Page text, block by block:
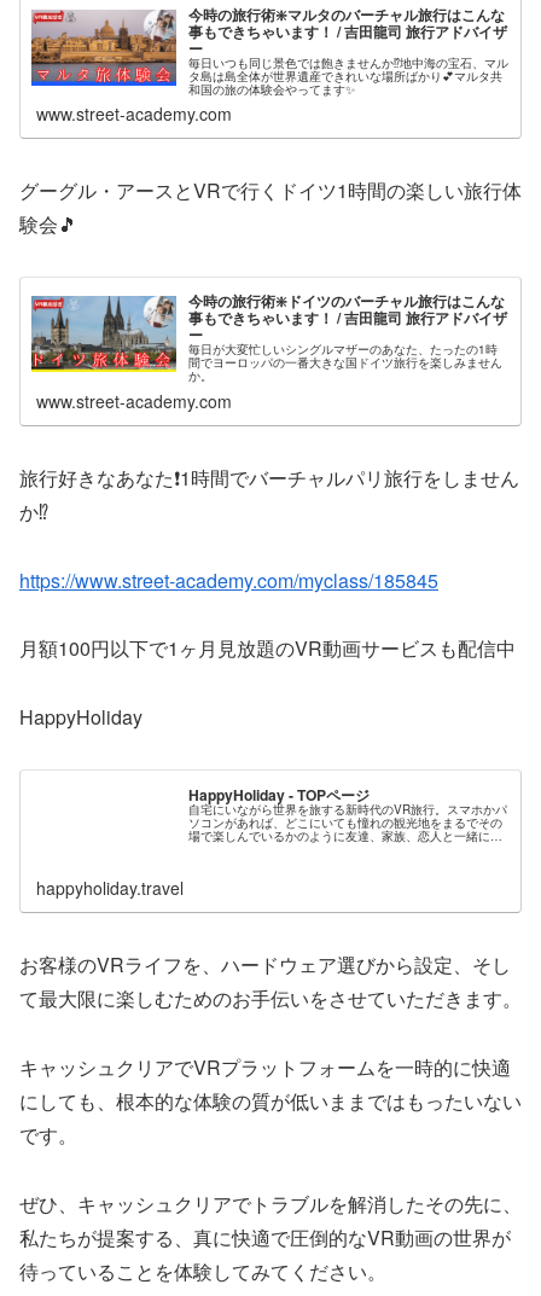
今時の旅行術❇️マルタのバーチャル旅行はこんな
事もできちゃいます！ / 吉田龍司 旅行アドバイザ
ー
毎日いつも同じ景色では飽きませんか⁉️地中海の宝石、マル
タ島は島全体が世界遺産できれいな場所ばかり💕マルタ共
和国の旅の体験会やってます✨
www.street-academy.com
グーグル・アースとVRで行くドイツ1時間の楽しい旅行体
験会🎵
今時の旅行術❇️ドイツのバーチャル旅行はこんな
事もできちゃいます！ / 吉田龍司 旅行アドバイザ
ー
毎日が大変忙しいシングルマザーのあなた、たったの1時
間でヨーロッパの一番大きな国ドイツ旅行を楽しみません
か。
www.street-academy.com
旅行好きなあなた❗1時間でバーチャルパリ旅行をしません
か⁉️
https://www.street-academy.com/myclass/185845
月額100円以下で1ヶ月見放題のVR動画サービスも配信中
HappyHoliday
HappyHoliday - TOPページ
自宅にいながら世界を旅する新時代のVR旅行。スマホかパ
ソコンがあれば、どこにいても憧れの観光地をまるでその
場で楽しんでいるかのように友達、家族、恋人と一緒に会
話をしながら体感できます。新しい旅のスタイルをハッピ
happyholiday.travel
お客様のVRライフを、ハードウェア選びから設定、そし
て最大限に楽しむためのお手伝いをさせていただきます。
キャッシュクリアでVRプラットフォームを一時的に快適
にしても、根本的な体験の質が低いままではもったいない
です。
ぜひ、キャッシュクリアでトラブルを解消したその先に、
私たちが提案する、真に快適で圧倒的なVR動画の世界が
待っていることを体験してみてください。